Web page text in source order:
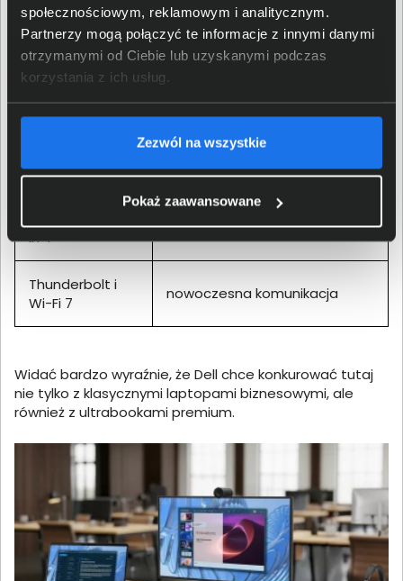
społecznościowym, reklamowym i analitycznym.
Partnerzy mogą połączyć te informacje z innymi danymi
otrzymanymi od Ciebie lub uzyskanymi podczas
korzystania z ich usług.
Zezwól na wszystkie
Pokaż zaawansowane
Tandem OLED
wyższa jakość obrazu i niższy
pobór energii
Intel Core Ultra
Series 3
obsługa zaawansowanych
funkcji AI
in-1
większa elastyczność pracy
Thunderbolt i
Wi-Fi 7
nowoczesna komunikacja
Widać bardzo wyraźnie, że Dell chce konkurować tutaj
nie tylko z klasycznymi laptopami biznesowymi, ale
również z ultrabookami premium.